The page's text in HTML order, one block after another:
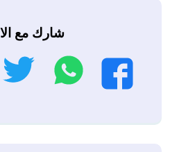
شارك مع
فيسبوك
واتساب